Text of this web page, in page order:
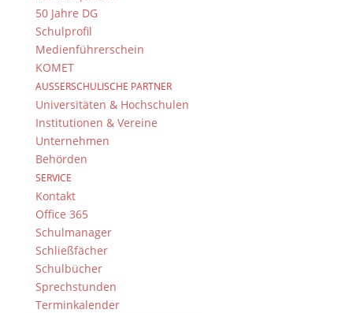
50 Jahre DG
Schulprofil
Medienführerschein
KOMET
AUSSERSCHULISCHE PARTNER
Universitäten & Hochschulen
Institutionen & Vereine
Unternehmen
Behörden
SERVICE
Kontakt
Office 365
Schulmanager
Schließfächer
Schulbücher
Sprechstunden
Terminkalender
Menü
Geschichte & Sozialkunde
Die Fachschaft
Exkursionen
Wettbewerbe
Vorträge und Ausstellungen
P- und W-Seminare
Juniorwahlen am DG
Wilfried Böse
Links